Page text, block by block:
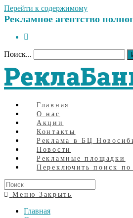
Перейти к содержимому
Рекламное агентство
Поиск...
Главная
О нас
Акции
Контакты
Реклама в БЦ
Новости
Рекламные площадки
Переключить поиск по
Меню Закрыть
Главная